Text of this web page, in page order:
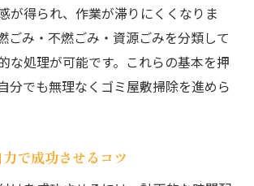
が得られ、作業が滞りにくくなりま
ごみ・不燃ごみ・資源ごみを分類して
な処理が可能です。これらの基本を押
分でも無理なくゴミ屋敷掃除を進めら
で成功させるコツ